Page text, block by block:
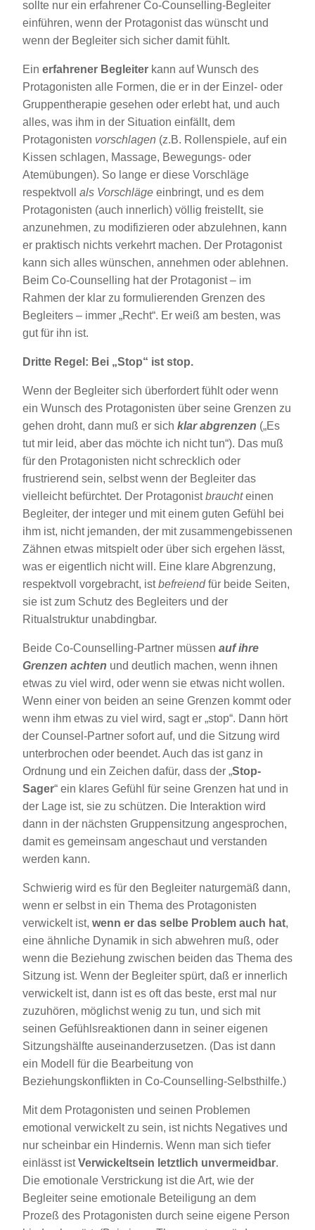
sollte nur ein erfahrener Co-Counselling-Begleiter
einführen, wenn der Protagonist das wünscht und
wenn der Begleiter sich sicher damit fühlt.
Ein erfahrener Begleiter kann auf Wunsch des
Protagonisten alle Formen, die er in der Einzel- oder
Gruppentherapie gesehen oder erlebt hat, und auch
alles, was ihm in der Situation einfällt, dem
Protagonisten vorschlagen (z.B. Rollenspiele, auf ein
Kissen schlagen, Massage, Bewegungs- oder
Atemübungen). So lange er diese Vorschläge
respektvoll als Vorschläge einbringt, und es dem
Protagonisten (auch innerlich) völlig freistellt, sie
anzunehmen, zu modifizieren oder abzulehnen, kann
er praktisch nichts verkehrt machen. Der Protagonist
kann sich alles wünschen, annehmen oder ablehnen.
Beim Co-Counselling hat der Protagonist – im
Rahmen der klar zu formulierenden Grenzen des
Begleiters – immer „Recht“. Er weiß am besten, was
gut für ihn ist.
Dritte Regel: Bei „Stop“ ist stop.
Wenn der Begleiter sich überfordert fühlt oder wenn
ein Wunsch des Protagonisten über seine Grenzen zu
gehen droht, dann muß er sich klar abgrenzen („Es
tut mir leid, aber das möchte ich nicht tun“). Das muß
für den Protagonisten nicht schrecklich oder
frustrierend sein, selbst wenn der Begleiter das
vielleicht befürchtet. Der Protagonistbrauchteinen
Begleiter, der integer und mit einem guten Gefühl bei
ihm ist, nicht jemanden, der mit zusammengebissenen
Zähnen etwas mitspielt oder über sich ergehen lässt,
was er eigentlich nicht will. Eine klare Abgrenzung,
respektvoll vorgebracht, istbefreiendfür beide Seiten,
sie ist zum Schutz des Begleiters und der
Ritualstruktur unabdingbar.
Beide Co-Counselling-Partner müssen auf ihre
Grenzen achten und deutlich machen, wenn ihnen
etwas zu viel wird, oder wenn sie etwas nicht wollen.
Wenn einer von beiden an seine Grenzen kommt oder
wenn ihm etwas zu viel wird, sagt er „stop“. Dann hört
der Counsel-Partner sofort auf, und die Sitzung wird
unterbrochen oder beendet. Auch das ist ganz in
Ordnung und ein Zeichen dafür, dass der „Stop-
Sager“ ein klares Gefühl für seine Grenzen hat und in
der Lage ist, sie zu schützen. Die Interaktion wird
dann in der nächsten Gruppensitzung angesprochen,
damit es gemeinsam angeschaut und verstanden
werden kann.
Schwierig wird es für den Begleiter naturgemäß dann,
wenn er selbst in ein Thema des Protagonisten
verwickelt ist, wenn er das selbe Problem auch hat,
eine ähnliche Dynamik in sich abwehren muß, oder
wenn die Beziehung zwischen beiden das Thema des
Sitzung ist. Wenn der Begleiter spürt, daß er innerlich
verwickelt ist, dann ist es oft das beste, erst mal nur
zuzuhören, möglichst wenig zu tun, und sich mit
seinen Gefühlsreaktionen dann in seiner eigenen
Sitzungshälfte auseinanderzusetzen. (Das ist dann
ein Modell für die Bearbeitung von
Beziehungskonflikten in Co-Counselling-Selbsthilfe.)
Mit dem Protagonisten und seinen Problemen
emotional verwickelt zu sein, ist nichts Negatives und
nur scheinbar ein Hindernis. Wenn man sich tiefer
einlässt istVerwickeltsein letztlich unvermeidbar.
Die emotionale Verstrickung ist die Art, wie der
Begleiter seine emotionale Beteiligung an dem
Prozeß des Protagonisten durch seine eigene Person